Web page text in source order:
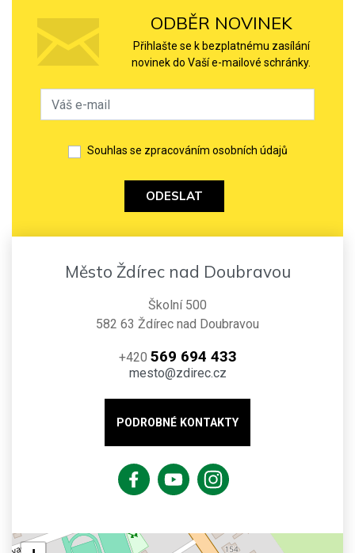
ODBĚR NOVINEK
Přihlašte se k bezplatnému zasílání
novinek do Vaší e-mailové schránky.
Souhlas se zpracováním osobních údajů
ODESLAT
Město Ždírec nad Doubravou
Školní 500
582 63 Ždírec nad Doubravou
+420 569 694 433
mesto@zdirec.cz
PODROBNÉ KONTAKTY